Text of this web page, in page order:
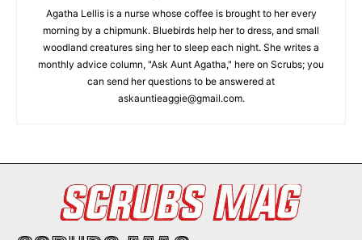
Agatha Lellis is a nurse whose coffee is brought to her every
morning by a chipmunk. Bluebirds help her to dress, and small
woodland creatures sing her to sleep each night. She writes a
monthly advice column, "Ask Aunt Agatha," here on Scrubs; you
can send her questions to be answered at
askauntieaggie@gmail.com.